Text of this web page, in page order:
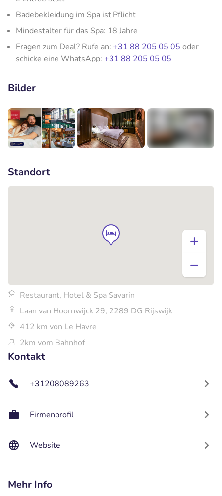
Badebekleidung im Spa ist Pflicht
Mindestalter für das Spa: 18 Jahre
Fragen zum Deal? Rufe an: +31 88 205 05 05 oder
schicke eine WhatsApp: +31 88 205 05 05
Bilder
Standort
Restaurant, Hotel & Spa Savarin
Laan van Hoornwijck 29, 2289 DG Rijswijk
412 km von Le Havre
2km vom Bahnhof
Kontakt
+31208089263
Firmenprofil
Website
Mehr Info